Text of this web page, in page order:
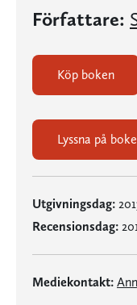
Författare:
Köp boken
Lyssna på
Utgivningsdag:
Recensionsdag:
Mediekontakt: